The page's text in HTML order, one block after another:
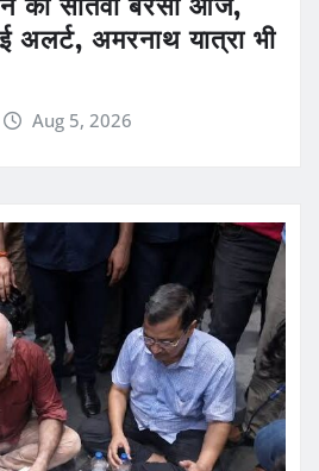
अलर्ट, अमरनाथ यात्रा भी
Aug 5, 2026